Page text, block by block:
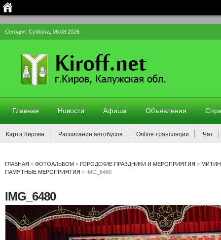
Сегодня: Суббота, 08.08.2026
Главная Новости Афиша Объявления
Карта Кирова Расписание автобусов Online трансляции Чат
ГЛАВНАЯ » ФОТОАЛЬБОМ » ГОРОДСКИЕ ПРАЗДНИКИ И МЕРОПРИЯТИЯ »
ПАМЯТНЫЕ МЕРОПРИЯТИЯ » IMG_6480
IMG_6480